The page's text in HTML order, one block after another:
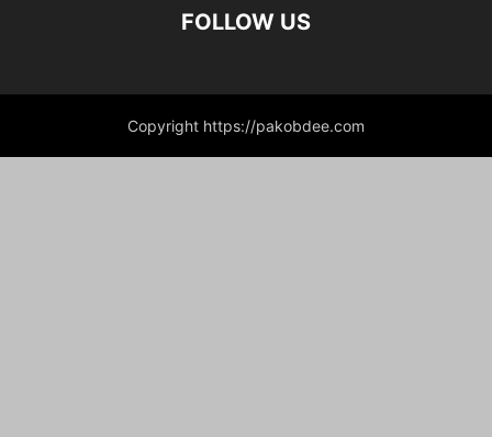
FOLLOW US
Copyright https://pakobdee.com